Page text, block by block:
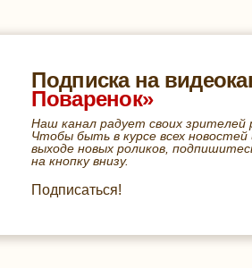
Подписка на
Поваренок»
Наш канал радует своих зрителей
Чтобы быть в курсе всех
выходе новых роликов,
на кнопку внизу.
Подписаться!